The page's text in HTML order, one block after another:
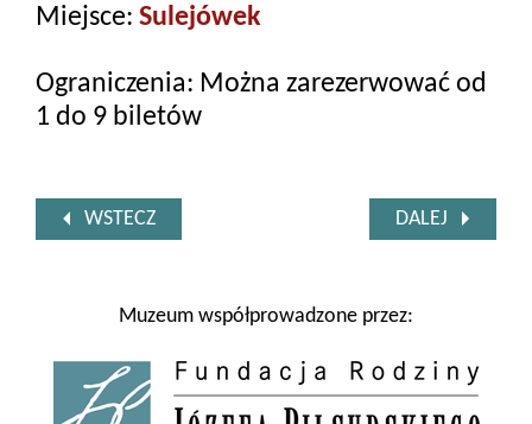
Miejsce: Sulejówek
Ograniczenia: Można zarezerwować od
1 do 9 biletów
WSTECZ DALEJ
Muzeum współprowadzone przez: